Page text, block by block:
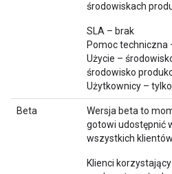
środowiskach
SLA – brak
Pomoc techniczna
Użycie –
środowisko
Użytkownicy –
Beta
Wersja beta to
gotowi udostępnić
wszystkich klientów.
Klienci